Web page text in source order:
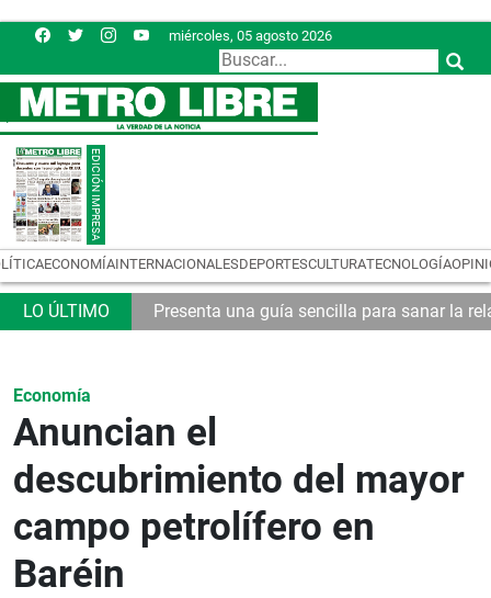
miércoles, 05 agosto 2026
ECONOMÍAINTERNACIONALESDEPORTESCULTURATECNOLOGÍA
logísticos Presenta una guía sencilla para sanar la
Economía
Anuncian el
descubrimiento del mayor
campo petrolífero en
Baréin